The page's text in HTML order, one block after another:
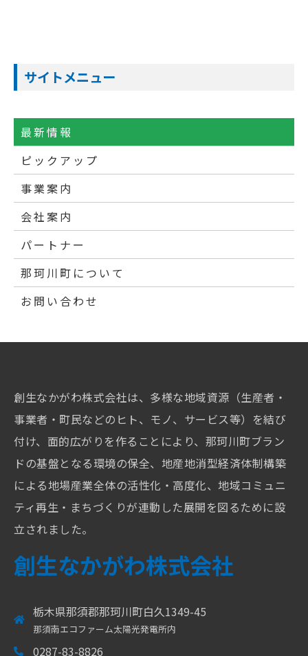
サイトメニュー
最新情報
ピックアップ
事業案内
会社案内
パートナー
那珂川町について
お問い合わせ
創生なかがわ株式会社は、多様な地域資源（生産者・
事業者・町民などのヒト、モノ、サービス等）を結び
付け、面的広がりを作ることにより、那珂川町ブラン
ドの基盤となる環境の保全、地産地消型経済体制構築
による地場産業全体の活性化・高度化、地域コミュニ
ティ再生・まちづくりが連動した展開を図るために設
立されました。
創生なかがわ株式会社
栃木県那須郡那珂川町白久1349-45
那須南エコファーム太陽光発電所内
0287-83-8826